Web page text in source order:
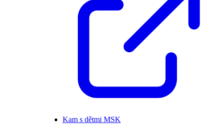
Kam s dětmi MSK